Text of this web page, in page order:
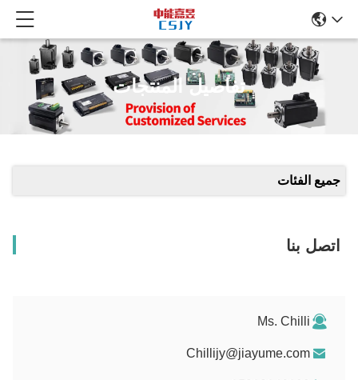
تفاصيل المنتجات
جميع الفئات
اتصل بنا
Ms. Chilli
Chillijy@jiayume.com